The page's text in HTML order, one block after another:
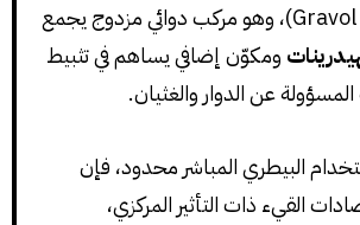
Dramamine و Gravol)، وهو مركب دوائي مزدوج يجمع
ومكوّن إضافي يساهم في تثبيط
عن الدوار والغثيان.
البيطري المباشر محدود، فإن
القيء ذات التأثير المركزي،